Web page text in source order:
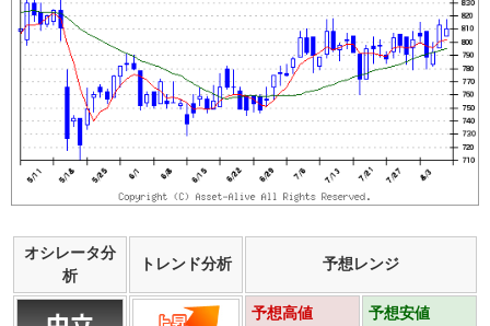
オシレータ分
析
トレンド分析 予想レンジ
予想高値 予想安値